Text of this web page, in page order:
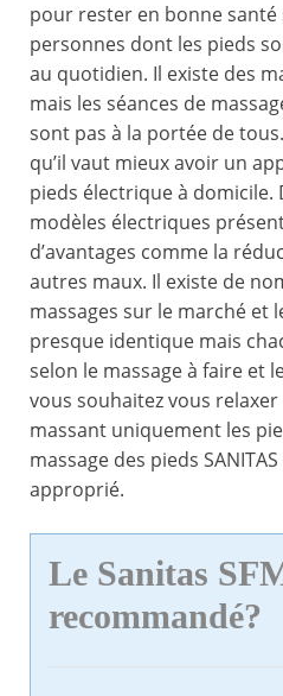
pour rester en bonne
personnes dont les pieds
au quotidien. Il existe des
mais les séances de
sont pas à la portée de
qu’il vaut mieux avoir un
pieds électrique à domicile.
modèles électriques
d’avantages comme la
autres maux. Il existe de
massages sur le marché
presque identique mais
selon le massage à faire et
vous souhaitez vous
massant uniquement les
massage des pieds
approprié.
Le Sanitas
recommandé?